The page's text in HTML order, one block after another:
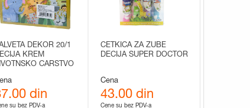
DEKOR 20/1
KREM
CARSTVO
din
su bez PDV-a
CETKICA ZA ZUBE
DECIJA SUPER DOCTOR
Cena
43.00 din
Cene su bez PDV-a